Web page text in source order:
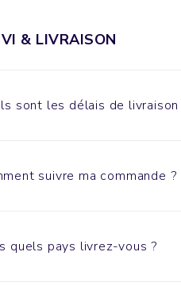
& LIVRAISON
sont les délais de livraison
suivre ma commande ?
quels pays livrez-vous ?